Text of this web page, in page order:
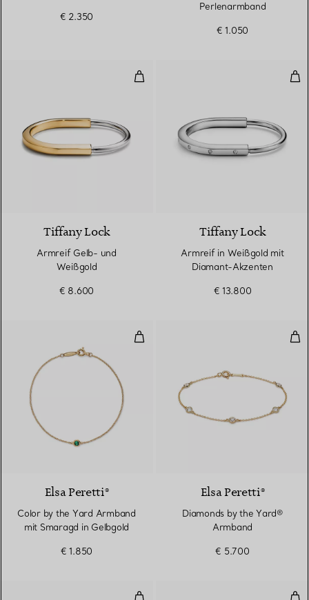
€ 2.350
Perlenarmband
€ 1.050
Armreif Gelb- und Weißgold
Tiffany Lock
Armreif Gelb- und
Weißgold
€ 8.600
Tiffany Lock
Armreif in Weißgold mit
Diamant-Akzenten
€ 13.800
Color by the Yard Armband mit
Elsa Peretti®
Color by the Yard Armband
mit Smaragd in Gelbgold
€ 1.850
Elsa Peretti®
Diamonds by the Yard®
Armband
€ 5.700
Kleines Gliederarmband in